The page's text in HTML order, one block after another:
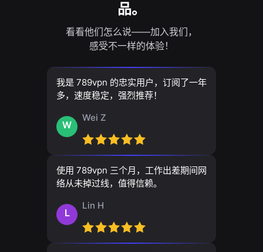
品。
看看他们怎么说——加入我们，
感受不一样的体验！
我是 789vpn 的忠实用户，订阅了一年
多，速度稳定，强烈推荐！
W
Wei Z
使用 789vpn 三个月，工作出差期间网
络从未掉过线，值得信赖。
L
Lin H